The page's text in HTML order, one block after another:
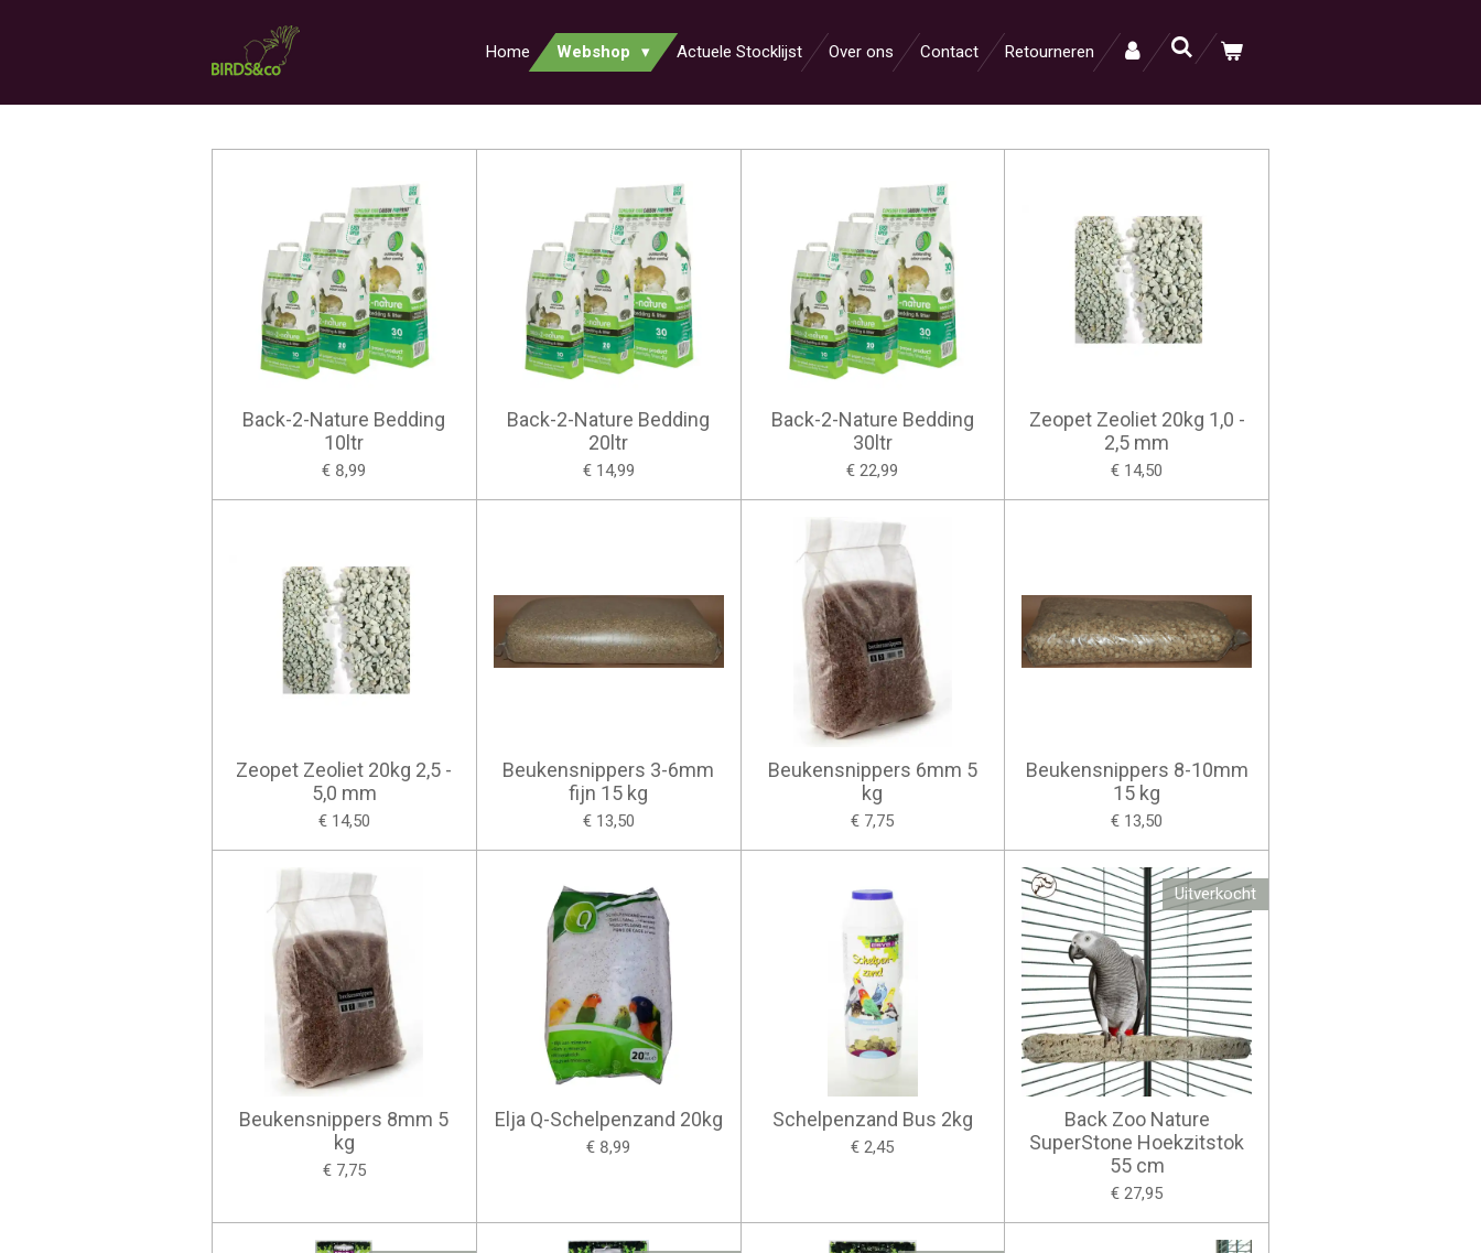
de
Home Webshop Actuele Stocklijst Over ons Contact Retourneren
Back-2-Nature Bedding
10ltr
€ 8,99
Back-2-Nature Bedding
20ltr
€ 14,99
Back-2-Nature Bedding
30ltr
€ 22,99
Zeopet Zeoliet 20kg 1,0 -
2,5 mm
€ 14,50
Zeopet Zeoliet 20kg 2,5 -
5,0 mm
€ 14,50
Beukensnippers 3-6mm
fijn 15 kg
€ 13,50
Beukensnippers 6mm 5
kg
€ 7,75
Beukensnippers 8-10mm
15 kg
€ 13,50
Beukensnippers 8mm 5
kg
€ 7,75
Elja Q-Schelpenzand 20kg
€ 8,99
Schelpenzand Bus 2kg
€ 2,45
Uitverkocht
Back Zoo Nature
SuperStone Hoekzitstok
55 cm
€ 27,95